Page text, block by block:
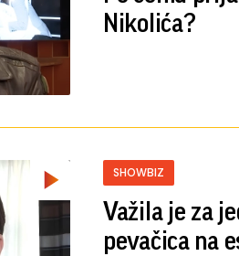
Nikolića?
SHOWBIZ
Važila je za
pevačica na